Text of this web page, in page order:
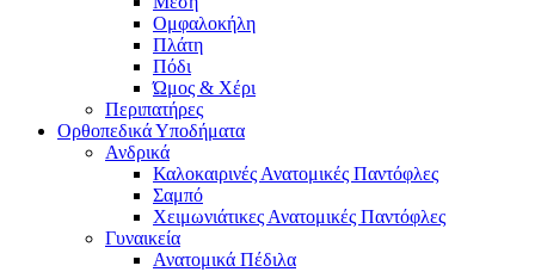
Ομφαλοκήλη
Πλάτη
Πόδι
Ώμος & Χέρι
Περιπατήρες
Ορθοπεδικά Υποδήματα
Ανδρικά
Καλοκαιρινές Ανατομικές Παντόφλες
Σαμπό
Χειμωνιάτικες Ανατομικές Παντόφλες
Γυναικεία
Ανατομικά Πέδιλα